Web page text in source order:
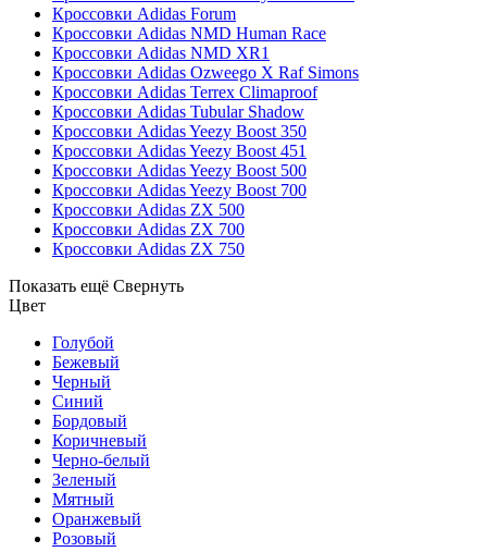
Кроссовки Adidas Forum
Кроссовки Adidas NMD Human Race
Кроссовки Adidas NMD XR1
Кроссовки Adidas Ozweego Х Raf Simons
Кроссовки Adidas Terrex Climaproof
Кроссовки Adidas Tubular Shadow
Кроссовки Adidas Yeezy Boost 350
Кроссовки Adidas Yeezy Boost 451
Кроссовки Adidas Yeezy Boost 500
Кроссовки Adidas Yeezy Boost 700
Кроссовки Adidas ZX 500
Кроссовки Adidas ZX 700
Кроссовки Adidas ZX 750
Показать ещё Свернуть
Цвет
Голубой
Бежевый
Черный
Синий
Бордовый
Коричневый
Черно-белый
Зеленый
Мятный
Оранжевый
Розовый